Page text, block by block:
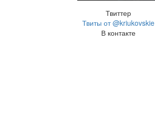
Твиттер
Твиты от @kriukovskie
В контакте